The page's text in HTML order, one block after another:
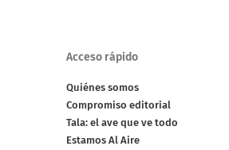
Acceso rápido
Quiénes somos
Compromiso editorial
Tala: el ave que ve todo
Estamos Al Aire